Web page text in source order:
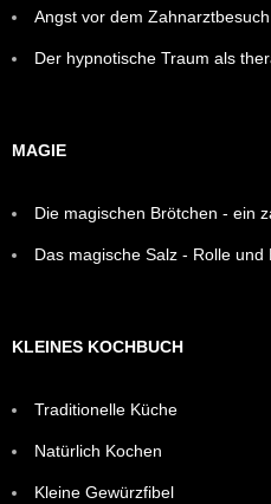
Angst vor dem
Der hypnotische Traum als
MAGIE
Die magischen Brötchen - ein
Das magische Salz - Rolle
KLEINES KOCHBUCH
Traditionelle Küche
Natürlich Kochen
Kleine Gewürzfibel